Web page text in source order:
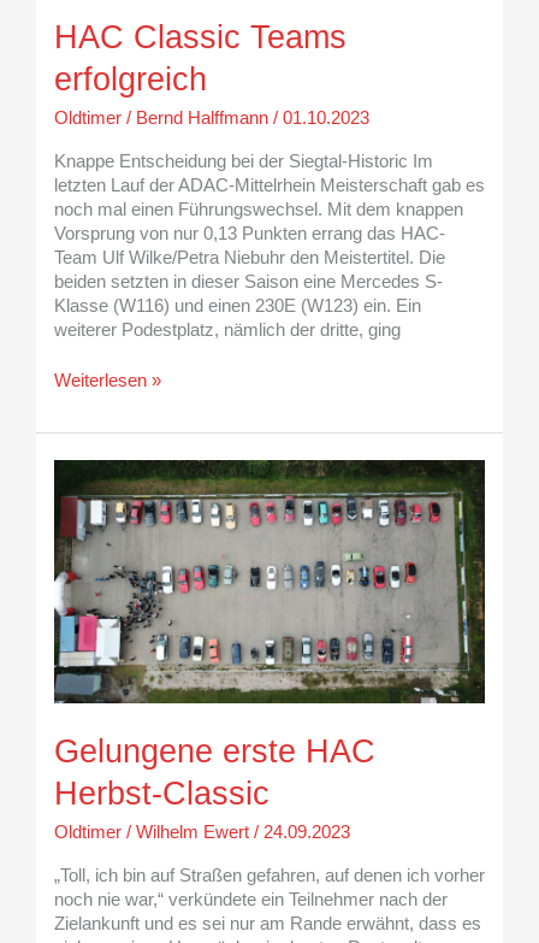
HAC Classic Teams
erfolgreich
Oldtimer/ Bernd Halffmann / 01.10.2023
Knappe Entscheidung bei der Siegtal-Historic Im
letzten Lauf der ADAC-Mittelrhein Meisterschaft gab es
noch mal einen Führungswechsel. Mit dem knappen
Vorsprung von nur 0,13 Punkten errang das HAC-
Team Ulf Wilke/Petra Niebuhr den Meistertitel. Die
beiden setzten in dieser Saison eine Mercedes S-
Klasse (W116) und einen 230E (W123) ein. Ein
weiterer Podestplatz, nämlich der dritte, ging
Weiterlesen »
Gelungene erste HAC
Herbst-Classic
Oldtimer/ Wilhelm Ewert / 24.09.2023
„Toll, ich bin auf Straßen gefahren, auf denen ich vorher
noch nie war,“ verkündete ein Teilnehmer nach der
Zielankunft und es sei nur am Rande erwähnt, dass es
erste
HAC
Herbst-
Classic